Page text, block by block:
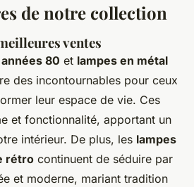
de notre collection
ventes
80 et lampes en métal
des incontournables pour ceux
leur espace de vie. Ces
et fonctionnalité, apportant un
intérieur. De plus, les lampes
rétro continuent de séduire par
et moderne, mariant tradition